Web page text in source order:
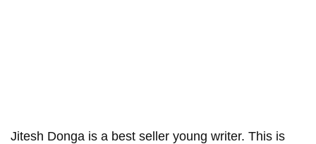
Jitesh Donga is a best seller young writer. This is